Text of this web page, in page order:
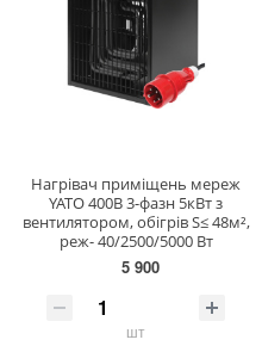
Нагрівач приміщень мереж
YATO 400В 3-фазн 5кВт з
вентилятором, обігрів S≤ 48м²,
реж- 40/2500/5000 Вт
5 900
шт